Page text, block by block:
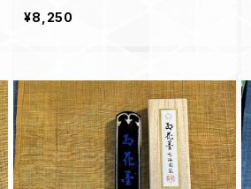
ススメ
¥8,250